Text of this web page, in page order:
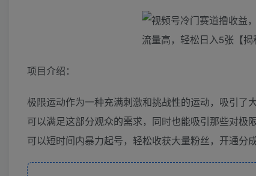
项目介绍：
极限运动作为一种充满刺激和挑战性的运动，吸引了
可以满足这部分观众的需求，同时也能吸引那些对极
可以短时间内暴力起号，轻松收获大量粉丝，开通分